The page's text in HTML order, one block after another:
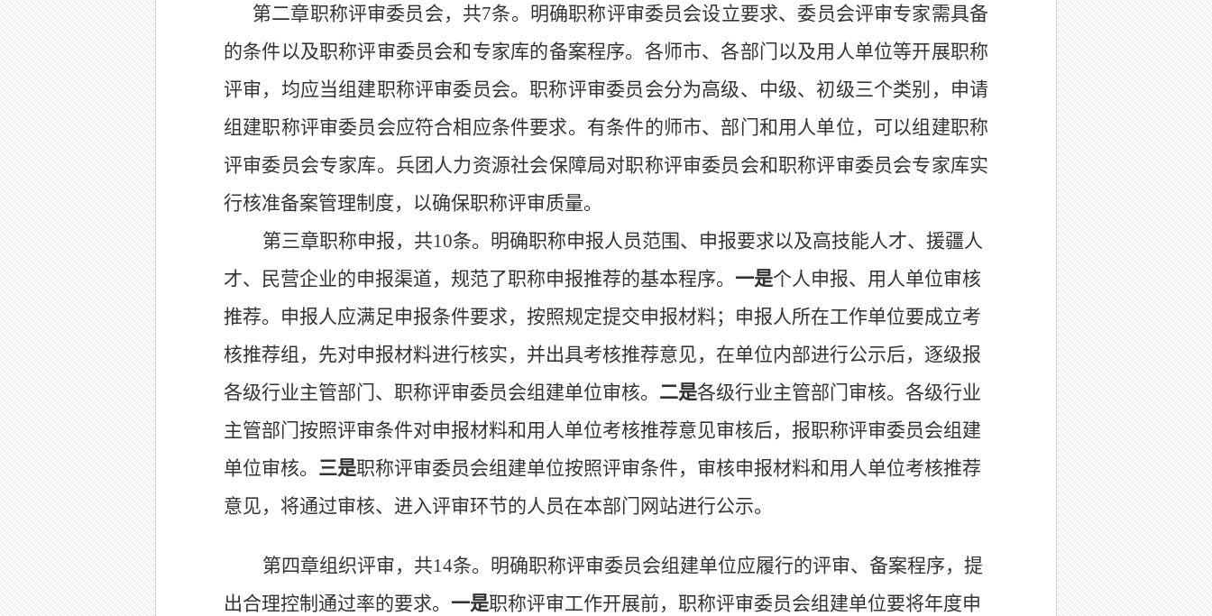
第二章职称评审委员会，共7条。 明确职称评审委员会设立要求、委员会评审专家需具备
的条件以及职称评审委员会和专家库的备案程序。 各师市、各部门以及用人单位等开展职称
评审，均应当组建职称评审委员会。职称评审委员会分为高级、中级、初级三个类别，申请
组建职称评审委员会应符合相应条件要求。有条件的师市、部门和用人单位，可以组建职称
评审委员会专家库。 兵团人力资源社会保障局对职称评审委员会和职称评审委员会专家库实
行核准备案管理制度，以确保职称评审质量。
第三章职称申报，共10条。 明确职称申报人员范围、申报要求以及高技能人才、援疆人
才、民营企业的申报渠道， 规范了职称申报推荐的基本程序。 一是个人申报、 用人单位审核
推荐。申报人应满足申报条件要求，按照规定提交申报材料；申报人所在工作单位要成立考
核推荐组， 先对申报材料进行核实， 并出具考核推荐意见， 在单位内部进行公示后，逐级报
各级行业主管部门、 职称评审委员会组建单位审核。 二是各级行业主管部门审核。 各级行业
主管部门按照评审条件对申报材料和用人单位考核推荐意见审核后，报职称评审委员会组建
单位审核。 三是职称评审委员会组建单位按照评审条件， 审核申报材料和用人单位考核推荐
意见， 将通过审核、进入评审环节的人员在本部门 网站进行公示。
第四章组织评审，共14条。 明确职称评审委员会组建单位应履行的评审、备案程序，提
出合理控制通过率的要求。 一是职称评审工作开展前， 职称评审委员会组建单位要将年度申